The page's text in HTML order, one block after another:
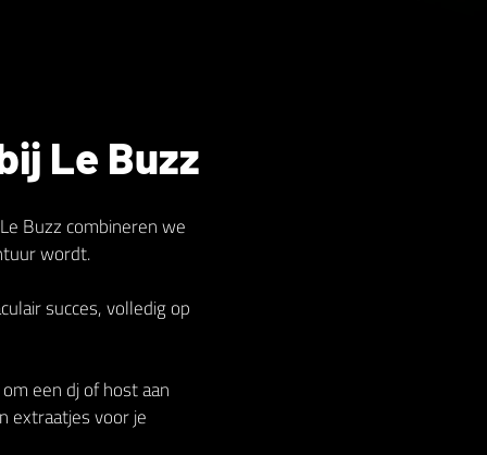
Le Buzz
Buzz combineren we
wordt.
succes, volledig op
een dj of host aan
extraatjes voor je